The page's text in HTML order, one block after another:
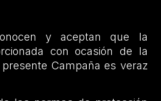
y aceptan que la
con ocasión de la
Campaña es veraz